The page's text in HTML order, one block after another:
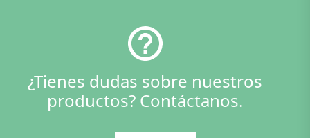
¿Tienes dudas sobre nuestros
productos? Contáctanos.